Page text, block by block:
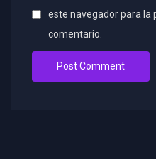
este navegador para la
comentario.